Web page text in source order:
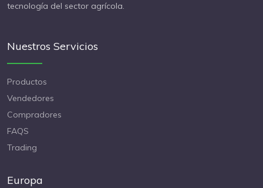
tecnología del sector agrícola.
Nuestros Servicios
Productos
Vendedores
Compradores
FAQS
Trading
Europa